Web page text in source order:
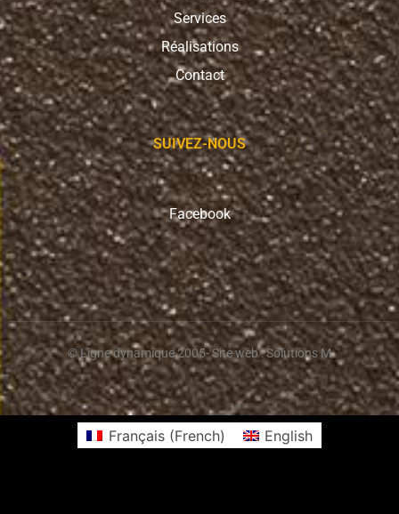
Services
Réalisations
Contact
SUIVEZ-NOUS
Facebook
© Ligne dynamique 2005- Site web : Solutions M
Français(French) English